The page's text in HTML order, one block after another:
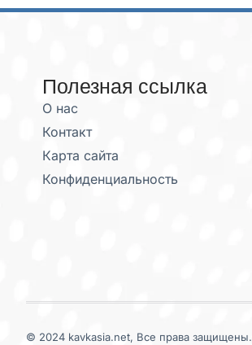
Полезная ссылка
О нас
Контакт
Карта сайта
Конфиденциальность
© 2024 kavkasia.net, Все права защищены.